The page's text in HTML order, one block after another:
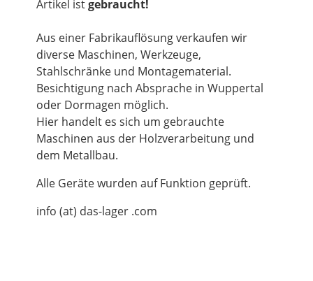
Artikel istgebraucht!
Aus einer Fabrikauflösung verkaufen wir
diverse Maschinen, Werkzeuge,
Stahlschränke und Montagematerial.
Besichtigung nach Absprache in Wuppertal
oder Dormagen möglich.
Hier handelt es sich um gebrauchte
Maschinen aus der Holzverarbeitung und
dem Metallbau.
Alle Geräte wurden auf Funktion geprüft.
info (at) das-lager .com